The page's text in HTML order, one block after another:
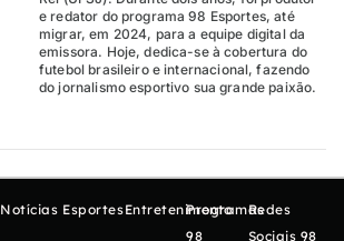
e redator do programa 98 Esportes, até
migrar, em 2024, para a equipe digital da
emissora. Hoje, dedica-se à cobertura do
futebol brasileiro e internacional, fazendo
do jornalismo esportivo sua grande paixão.
Notícias EsportesEntretenimento
Programas
98
Redes
Sociais 98